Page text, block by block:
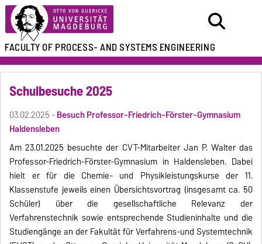
FACULTY OFPROCESS- AND SYSTEMS ENGINEERING
Schulbesuche 2025
03.02.2025 -BesuchProfessor-Friedrich-Förster-Gymnasium
Haldensleben
Am 23.01.2025 besuchte der CVT-Mitarbeiter Jan P. Walter das
Professor-Friedrich-Förster-Gymnasium in Haldensleben. Dabei
hielt er für die Chemie- und Physikleistungskurse der 11.
Klassenstufe jeweils einen Übersichtsvortrag (insgesamt ca. 50
Schüler) über die gesellschaftliche Relevanz der
Verfahrenstechnik sowie entsprechende Studieninhalte und die
Studiengänge an der Fakultät für Verfahrens-und Systemtechnik